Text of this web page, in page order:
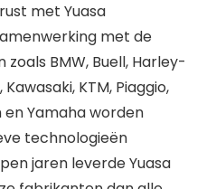
met Yuasa
met de
BMW, Buell, Harley-
KTM, Piaggio,
Yamaha worden
technologieën
jaren leverde Yuasa